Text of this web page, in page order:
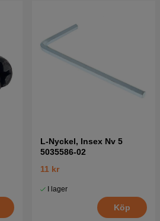
L-Nyckel, Insex Nv 5
5035586-02
11 kr
I lager
Köp